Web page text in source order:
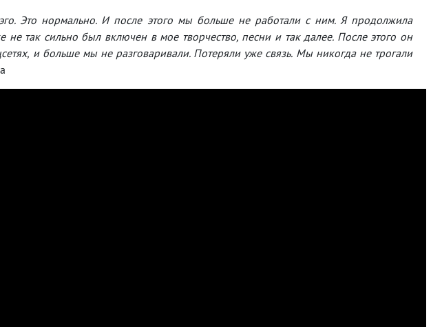
Это нормально. И после этого мы больше не работали с ним. Я продолжила
не так сильно был включен в мое творчество, песни и так далее. После этого он
и больше мы не разговаривали. Потеряли уже связь. Мы никогда не трогали